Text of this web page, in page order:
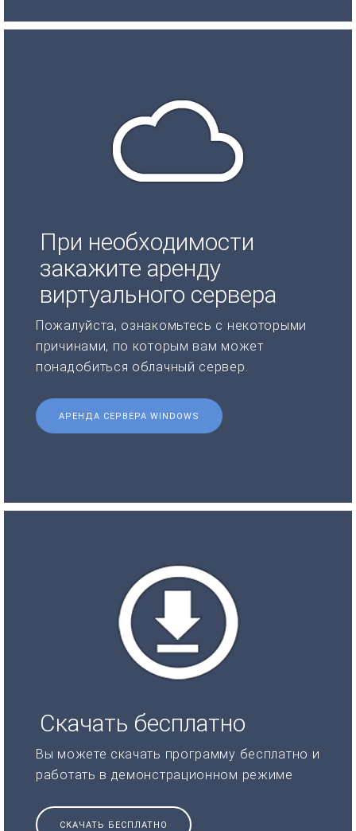
При необходимости
закажите аренду
виртуального сервера
Пожалуйста, ознакомьтесь с некоторыми
причинами, по которым вам может
понадобиться облачный сервер.
АРЕНДА СЕРВЕРА WINDOWS
Скачать бесплатно
Вы можете скачать программу бесплатно и
работать в демонстрационном режиме
СКАЧАТЬ БЕСПЛАТНО